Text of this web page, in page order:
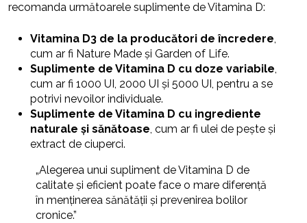
recomanda următoarele suplimente de Vitamina D:
Vitamina D3 de la producători de încredere,
cum ar fi Nature Made și Garden of Life.
Suplimente de Vitamina D cu doze variabile,
cum ar fi 1000 UI, 2000 UI și 5000 UI, pentru a se
potrivi nevoilor individuale.
Suplimente de Vitamina D cu ingrediente
naturale și sănătoase, cum ar fi ulei de pește și
extract de ciuperci.
„Alegerea unui supliment de Vitamina D de
calitate și eficient poate face o mare diferență
în menținerea sănătății și prevenirea bolilor
cronice.”